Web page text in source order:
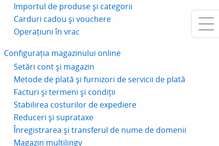
Importul de produse și categorii
Carduri cadou și vouchere
Operațiuni în vrac
Configurația magazinului online
Setări cont și magazin
Metode de plată și furnizori de servicii de plată
Facturi și termeni și condiții
Stabilirea costurilor de expediere
Reduceri și suprataxe
Înregistrarea și transferul de nume de domenii
Magazin multilingv